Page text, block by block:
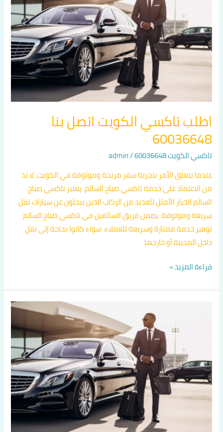
اطلب تاكسي الكويت اتصل بنا
60036648
تاكسي الكويت 60036648 /
admin
عندما يتعلق الأمر بتجربة سفر مريحة وموثوقة في الكويت، لا بد
من الاعتماد على خدمة تاكسي صباح السالم. يعتبر تاكسي صباح
السالم الخيار الأمثل للعديد من الركاب الذين يبحثون عن سيارات نقل
سريعة وموثوقة. يضمن فريق السائقين في تاكسي صباح السالم
توفير خدمة ممتازة وسريعة للعملاء، سواء كانوا بحاجة إلى نقل
داخل المدينة أو خارجها.
بنا
60036648
قراءة المزيد »
اتصل
بنا
60036648